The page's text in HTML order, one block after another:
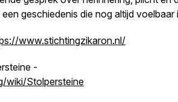
geschiedenis die nog altijd voelbaar
www.stichtingzikaron.nl/
-
wiki/Stolpersteine